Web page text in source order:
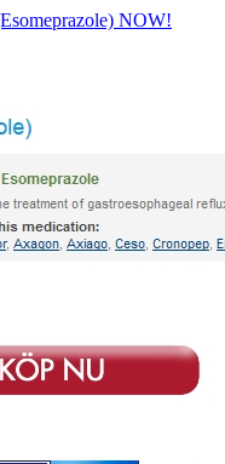
NOW!